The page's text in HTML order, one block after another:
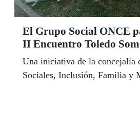
El Grupo Social ONCE
II Encuentro Toledo
Una iniciativa de la concejalía
Sociales, Inclusión, Familia y